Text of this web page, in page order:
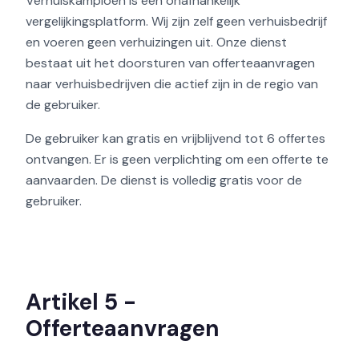
vergelijkingsplatform. Wij zijn zelf geen verhuisbedrijf
en voeren geen verhuizingen uit. Onze dienst
bestaat uit het doorsturen van offerteaanvragen
naar verhuisbedrijven die actief zijn in de regio van
de gebruiker.
De gebruiker kan gratis en vrijblijvend tot 6 offertes
ontvangen. Er is geen verplichting om een offerte te
aanvaarden. De dienst is volledig gratis voor de
gebruiker.
Artikel 5 -
Offerteaanvragen